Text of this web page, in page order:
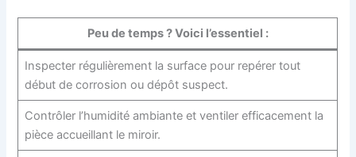
Peu de temps ? Voici l’essentiel :
Inspecter régulièrement la surface pour repérer tout
début de corrosion ou dépôt suspect.
Contrôler l’humidité ambiante et ventiler efficacement la
pièce accueillant le miroir.